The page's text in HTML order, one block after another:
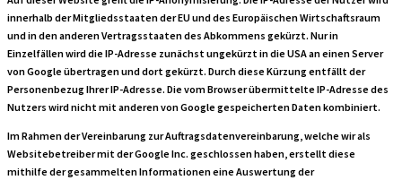
innerhalb der Mitgliedsstaaten der EU und des Europäischen Wirtschaftsraum
und in den anderen Vertragsstaaten des Abkommens gekürzt. Nur in
Einzelfällen wird die IP-Adresse zunächst ungekürzt in die USA an einen Server
von Google übertragen und dort gekürzt. Durch diese Kürzung entfällt der
Personenbezug Ihrer IP-Adresse. Die vom Browser übermittelte IP-Adresse des
Nutzers wird nicht mit anderen von Google gespeicherten Daten kombiniert.
Im Rahmen der Vereinbarung zur Auftragsdatenvereinbarung, welche wir als
Websitebetreiber mit der Google Inc. geschlossen haben, erstellt diese
mithilfe der gesammelten Informationen eine Auswertung der